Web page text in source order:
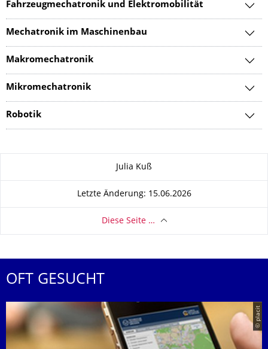
Fahrzeugmechatronik und Elektromobilität
Mechatronik im Maschinenbau
Makromechatronik
Mikromechatronik
Robotik
Julia Kuß
Letzte Änderung: 15.06.2026
Diese Seite …
OFT GESUCHT
© placit